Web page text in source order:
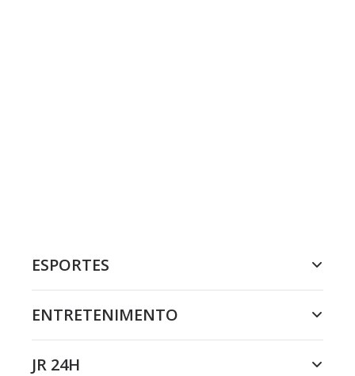
ESPORTES
ENTRETENIMENTO
JR 24H